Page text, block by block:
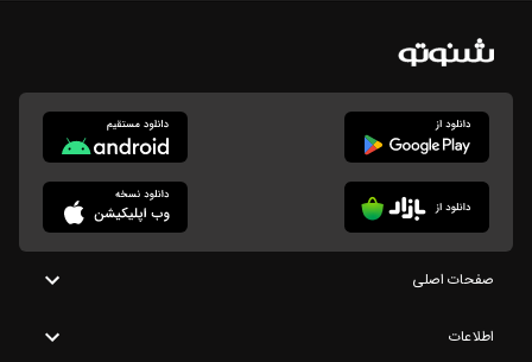
صفحات اصلی
اطلاعات